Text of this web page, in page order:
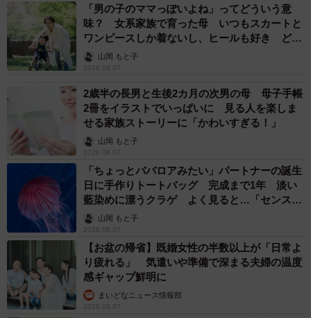
がかかっていてうるさかったので、とりあえず車をなんと
かしようとドアを開けました。その途端、車に飛び乗り、
助手席で立ち上がってフロント部分に前足を乗せながら無
言でこっちを見てきて、あ…自分は準備万端だから、
ました（笑）」
「男の子のママっぽいよね」ってどういう意
味？ 女系家族で育った母 いつもスカートと
ワンピースしか着ないし、ヒールも好き どの
へんが…
山岡 もと子
2026.08.07
2歳半の長男と生後2カ月の次男の母 母子手帳
2冊をイラストでいっぱいに 見る人を楽しま
せる家族ストーリーに「かわいすぎる！」
山岡 もと子
2026.08.07
「ちょっとババロアみたい」パートナーの誕生
日に手作りトートバッグ 完成まで1年 淡い
藍染めに漂うクラゲ よく見ると…「センスす
ごい」山岡 もと子
2026.08.07
【お盆の帰省】既婚女性の半数以上が「日常よ
り疲れる」 気遣いや準備で深まる夫婦の温度
感ギャップ鮮明に
まいどなニュース情報部
2026.08.07